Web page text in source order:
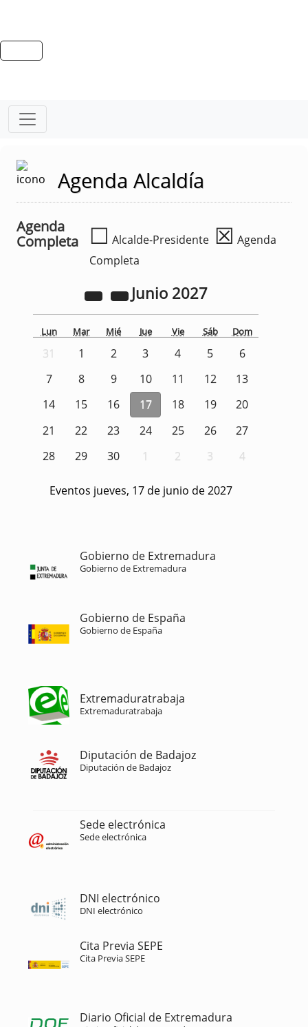
Agenda Alcaldía
Agenda
Completa
☐ Alcalde-Presidente ☒ Agenda
Completa
Junio 2027
Lun Mar Mié Jue Vie Sáb Dom
31 1 2 3 4 5
6
7
8 9 10 11 12
13
14
15 16 17 18 19
20
21
22 23 24 25 26
27
28
29 30 1 2 3 4
Eventos jueves, 17 de junio de 2027
Gobierno de Extremadura
Gobierno de Extremadura
Gobierno de España
Gobierno de España
Extremaduratrabaja
Extremaduratrabaja
Diputación de Badajoz
Diputación de Badajoz
Sede electrónica
Sede electrónica
DNI electrónico
DNI electrónico
Cita Previa SEPE
Cita Previa SEPE
Diario Oficial de Extremadura